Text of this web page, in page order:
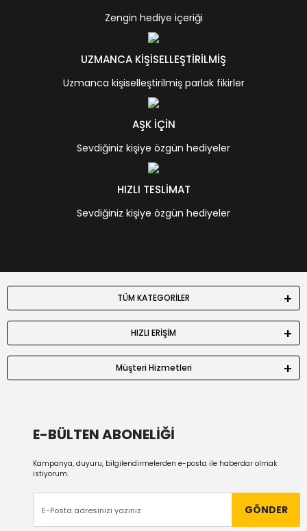
Zengin hediye içeriği
UZMANCA KİŞİSELLEŞTİRİLMİŞ
Uzmanca kişiselleştirilmiş parlak fikirler
AŞK İÇİN
Sevdiğiniz kişiye özgün hediyeler
HIZLI TESLİMAT
Sevdiğiniz kişiye özgün hediyeler
TÜM KATEGORİLER
HIZLI ERİŞİM
Müşteri Hizmetleri
E-BÜLTEN ABONELİĞİ
Kampanya, duyuru, bilgilendirmelerden e-posta ile haberdar olmak
istiyorum.
GÖNDER